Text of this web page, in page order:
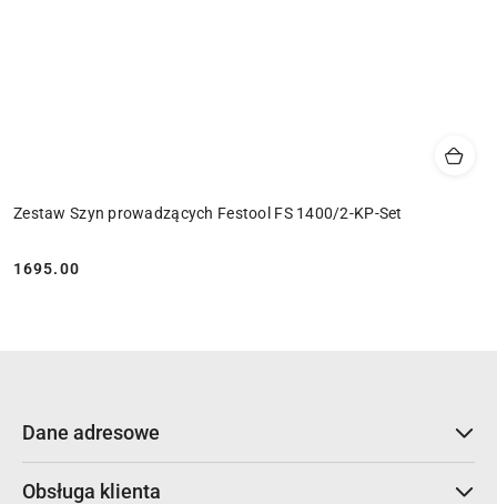
Zestaw Szyn prowadzących Festool FS 1400/2-KP-Set
Cena:
1695.00
Dane adresowe
Obsługa klienta